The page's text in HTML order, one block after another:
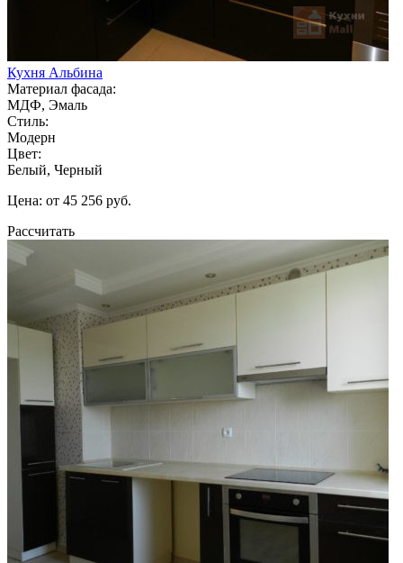
Кухня Альбина
Материал фасада:
МДФ, Эмаль
Стиль:
Модерн
Цвет:
Белый, Черный
Цена: от 45 256 руб.
Рассчитать